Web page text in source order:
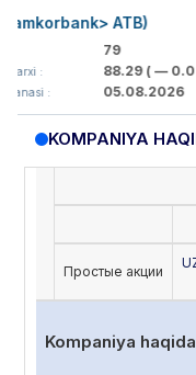
ATB)
79
: 88.29( — 0.0 )
: 05.08.2026
KOMPANIYA
Простые акции
Kompaniya